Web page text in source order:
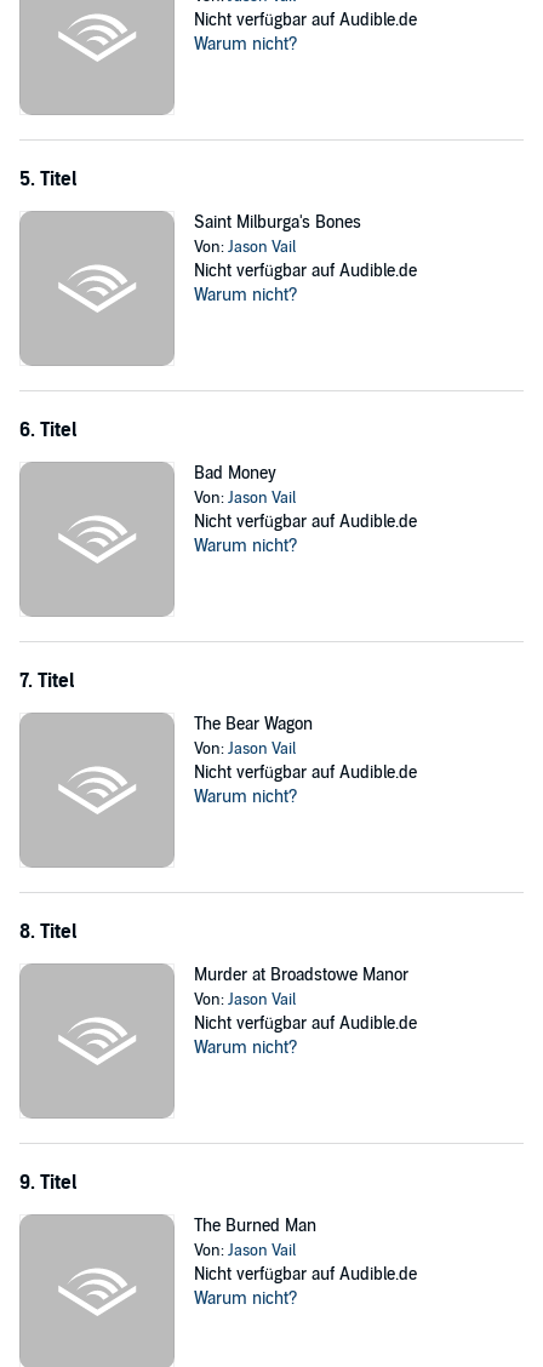
Nicht verfügbar auf Audible.de
Warum nicht?
5. Titel
Saint Milburga's Bones
Von:Jason Vail
Nicht verfügbar auf Audible.de
Warum nicht?
6. Titel
Bad Money
Von:Jason Vail
Nicht verfügbar auf Audible.de
Warum nicht?
7. Titel
The Bear Wagon
Von:Jason Vail
Nicht verfügbar auf Audible.de
Warum nicht?
8. Titel
Murder at Broadstowe Manor
Von:Jason Vail
Nicht verfügbar auf Audible.de
Warum nicht?
9. Titel
The Burned Man
Von:Jason Vail
Nicht verfügbar auf Audible.de
Warum nicht?